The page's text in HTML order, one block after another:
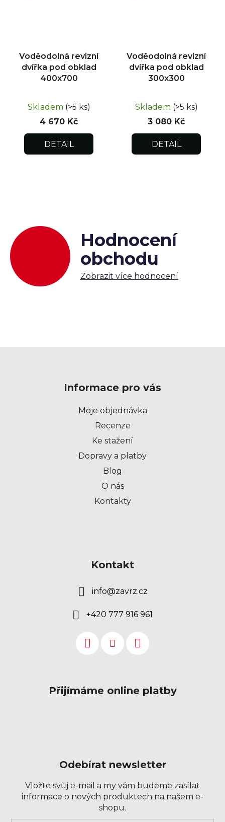
Voděodolná revizní
dvířka pod obklad
400x700
Skladem (>5 ks)
4 670 Kč
DETAIL
Voděodolná revizní
dvířka pod obklad
300x300
Skladem (>5 ks)
3 080 Kč
DETAIL
Hodnocení
obchodu
Zobrazit více hodnocení
Informace pro vás
Moje objednávka
Recenze
Ke stažení
Dopravy a platby
Blog
O nás
Kontakty
Kontakt
info@zavrz.cz
+420 777 916 961
Přijímáme online platby
Odebírat newsletter
Vložte svůj e-mail a my vám budeme zasílat
informace o nových produktech na našem e-
shopu.